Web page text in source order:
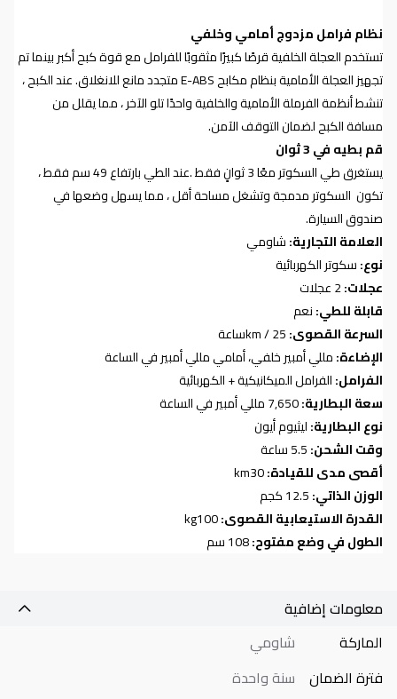
نظام فرامل مزدوج أمامي وخلفي
تستخدم العجلة الخلفية قرصًا كبيرًا مثقوبًا للفرامل مع قوة كبح أكبر بينما تم
تجهيز العجلة الأمامية بنظام مكابحE-ABSمتجدد مانع للانغلاق. عند الكبح ،
تنشط أنظمة الفرملة الأمامية والخلفية واحدًا تلو الآخر ، مما يقلل من
مسافة الكبح لضمان التوقف الآمن.
قم بطيه في 3 ثوان
يستغرق طي السكوتر معًا 3 ثوانٍ فقط
.
عند الطي بارتفاع 49 سم فقط ،
تكون السكوتر مدمجة وتشغل مساحة أقل ، مما يسهل وضعها في
صندوق السيارة.
العلامة التجارية:شاومي
نوع:سكوتر الكهربائية
عجلات:
قابلة للطي:نعم
السرعة القصوى:
km /ساعة
الإضاءة:مللي أمبير خلفي، أمامي مللي أمبير في الساعة
الفرامل:الفرامل الميكانيكية + الكهربائية
سعة البطارية:
نوع البطارية:ليثيوم أيون
وقت الشحن:
أقصى مدى للقيادة:
km
الوزن الذاتي:
القدرة الاستيعابية القصوى:
kg
الطول في وضع مفتوح:
معلومات إضافية
الماركة
شاومي
فترة الضمان سنة واحدة